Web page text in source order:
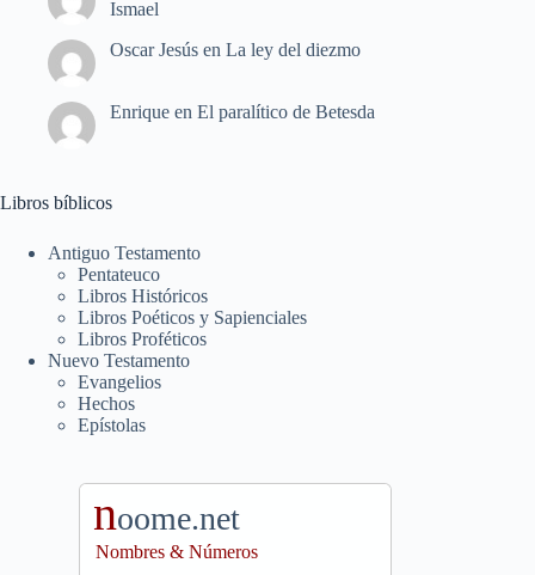
Ismael
Oscar Jesús en La ley del diezmo
Enrique en El paralítico de Betesda
Libros bíblicos
Antiguo Testamento
Pentateuco
Libros Históricos
Libros Poéticos y Sapienciales
Libros Proféticos
Nuevo Testamento
Evangelios
Hechos
Epístolas
noome.net
Nombres & Números